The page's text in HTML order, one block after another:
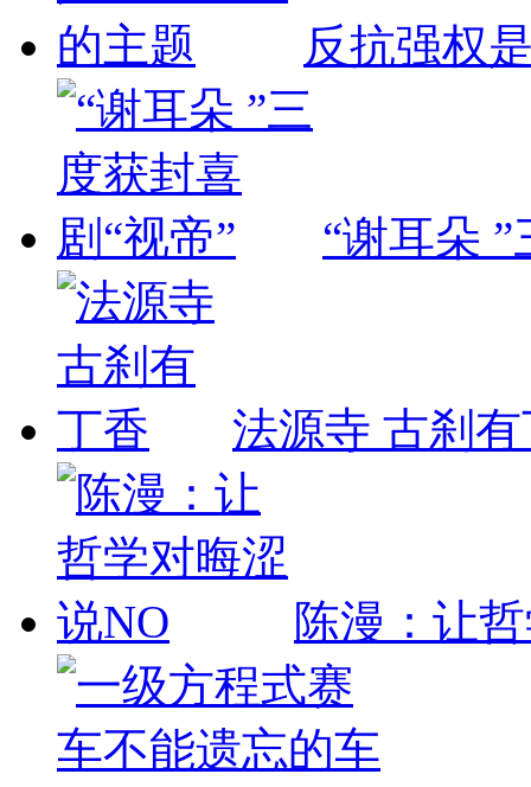
反抗强权
“谢耳朵
法源寺 古刹
陈漫：让